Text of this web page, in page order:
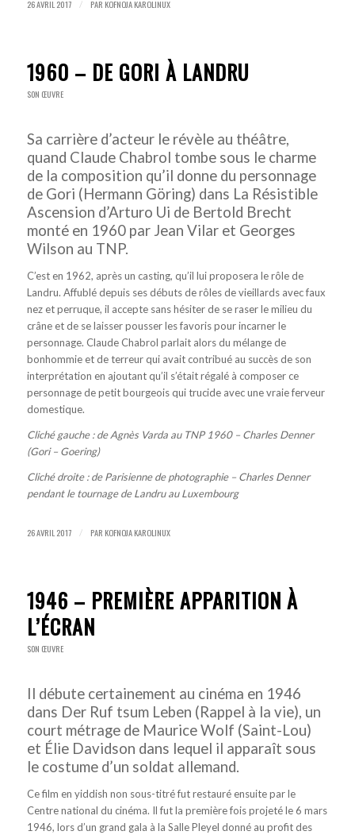
26 AVRIL 2017 / PAR KOFNOJA KAROLINUX
1960 – DE GORI À LANDRU
SON ŒUVRE
Sa carrière d’acteur le révèle au théâtre,
quand Claude Chabrol tombe sous le charme
de la composition qu’il donne du personnage
de Gori (Hermann Göring) dans La Résistible
Ascension d’Arturo Ui de Bertold Brecht
monté en 1960 par Jean Vilar et Georges
Wilson au TNP.
C’est en 1962, après un casting, qu’il lui proposera le rôle de
Landru. Affublé depuis ses débuts de rôles de vieillards avec faux
nez et perruque, il accepte sans hésiter de se raser le milieu du
crâne et de se laisser pousser les favoris pour incarner le
personnage. Claude Chabrol parlait alors du mélange de
bonhommie et de terreur qui avait contribué au succès de son
interprétation en ajoutant qu’il s’était régalé à composer ce
personnage de petit bourgeois qui trucide avec une vraie ferveur
domestique.
Cliché gauche : de Agnès Varda au TNP 1960 – Charles Denner
(Gori – Goering)
Cliché droite : de Parisienne de photographie – Charles Denner
pendant le tournage de Landru au Luxembourg
26 AVRIL 2017 / PAR KOFNOJA KAROLINUX
1946 – PREMIÈRE APPARITION À
L’ÉCRAN
SON ŒUVRE
Il débute certainement au cinéma en 1946
dans Der Ruf tsum Leben (Rappel à la vie), un
court métrage de Maurice Wolf (Saint-Lou)
et Élie Davidson dans lequel il apparaît sous
le costume d’un soldat allemand.
Ce film en yiddish non sous-titré fut restauré ensuite par le
Centre national du cinéma. Il fut la première fois projeté le 6 mars
1946, lors d’un grand gala à la Salle Pleyel donné au profit des